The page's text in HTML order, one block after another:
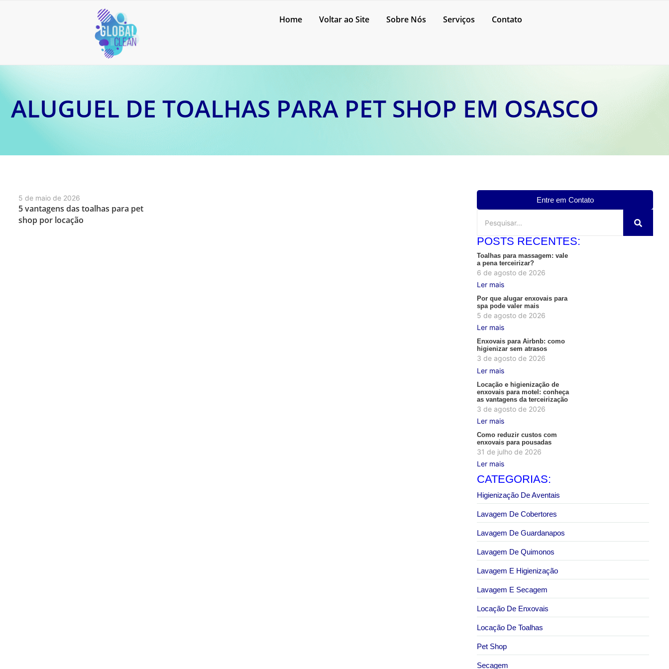
Home Voltar ao Site Sobre Nós Serviços Contato
ALUGUEL DE TOALHAS PARA PET SHOP EM OSASCO
5 de maio de 2026
5 vantagens das toalhas para pet
shop por locação
Entre em Contato
POSTS RECENTES:
Toalhas para massagem: vale
a pena terceirizar?
6 de agosto de 2026
Ler mais
Por que alugar enxovais para
spa pode valer mais
5 de agosto de 2026
Ler mais
Enxovais para Airbnb: como
higienizar sem atrasos
3 de agosto de 2026
Ler mais
Locação e higienização de
enxovais para motel: conheça
as vantagens da terceirização
3 de agosto de 2026
Ler mais
Como reduzir custos com
enxovais para pousadas
31 de julho de 2026
Ler mais
CATEGORIAS:
Higienização De Aventais
Lavagem De Cobertores
Lavagem De Guardanapos
Lavagem De Quimonos
Lavagem E Higienização
Lavagem E Secagem
Locação De Enxovais
Locação De Toalhas
Pet Shop
Secagem